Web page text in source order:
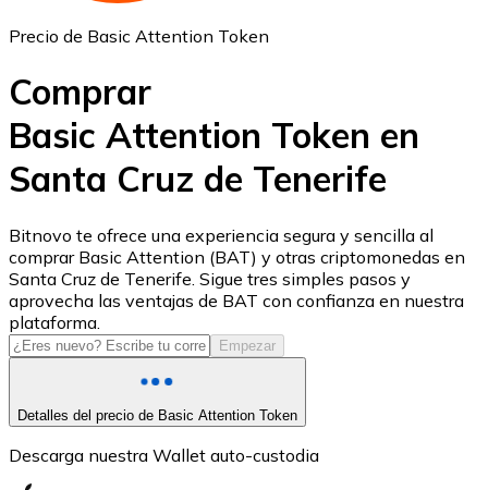
USD Coin
USDC
Precio de Basic Attention Token
Comprar
Basic Attention Token en
Santa Cruz de Tenerife
Bitnovo te ofrece una experiencia segura y sencilla al
comprar Basic Attention (BAT) y otras criptomonedas en
Santa Cruz de Tenerife. Sigue tres simples pasos y
aprovecha las ventajas de BAT con confianza en nuestra
plataforma.
Empezar
Detalles del precio de Basic Attention Token
Descarga nuestra Wallet auto-custodia